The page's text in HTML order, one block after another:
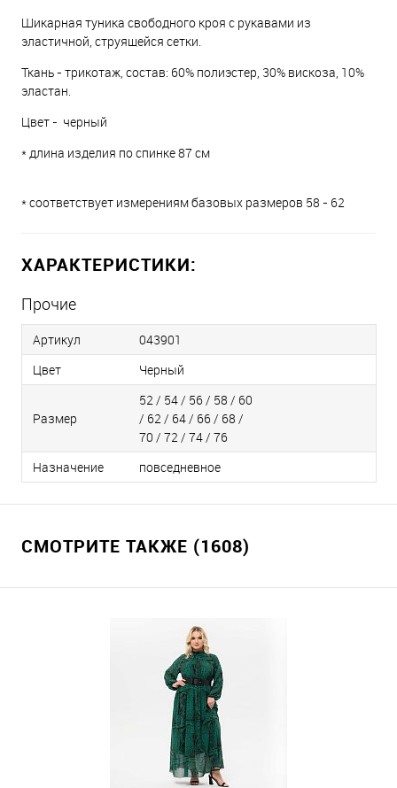
Шикарная туника свободного кроя с рукавами из
эластичной, струящейся сетки.
Ткань - трикотаж, состав: 60% полиэстер, 30% вискоза, 10%
эластан.
Цвет - черный
* длина изделия по спинке 87 см
* соответствует измерениям базовых размеров 58 - 62
ХАРАКТЕРИСТИКИ:
Прочие
Артикул
043901
Цвет
Черный
Размер
52 / 54 / 56 / 58 / 60
/ 62 / 64 / 66 / 68 /
70 / 72 / 74 / 76
Назначение
повседневное
СМОТРИТЕ ТАКЖЕ (1608)